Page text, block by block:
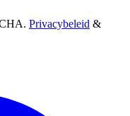
Privacybeleid &